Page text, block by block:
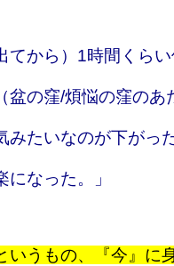
てから）1時間くら
盆の窪/煩悩の窪のあ
みたいなのが下がっ
になった。」
いうもの、『今』に